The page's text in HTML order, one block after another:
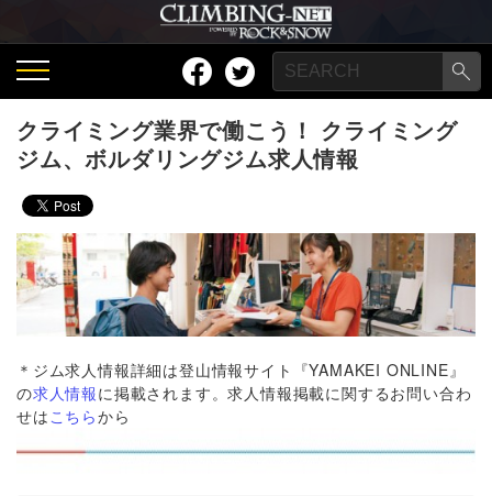
クライミング業界で働こう！ クライミング
ジム、ボルダリングジム求人情報
＊ジム求人情報詳細は登山情報サイト『YAMAKEI ONLINE』
の求人情報に掲載されます。求人情報掲載に関するお問い合わ
せはこちらから